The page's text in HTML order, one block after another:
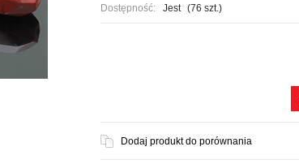
Dostępność: Jest (76 szt.)
Dodaj produkt do porównania